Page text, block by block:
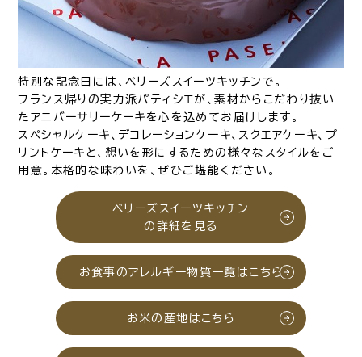
特別な記念日には、ベリーズスイーツキッチンで。
フランス帰りの実力派パティシエが、素材からこだわり抜い
たアニバーサリーケーキを心を込めてお届けします。
スペシャルケーキ、デコレーションケーキ、スクエアケーキ、プ
リントケーキと、想いを形にするための様々なスタイルをご
用意。本格的な味わいを、ぜひご堪能ください。
ベリーズスイーツキッチン
の詳細を見る
お食事のアレルギー物質一覧はこちら
お米の産地はこちら